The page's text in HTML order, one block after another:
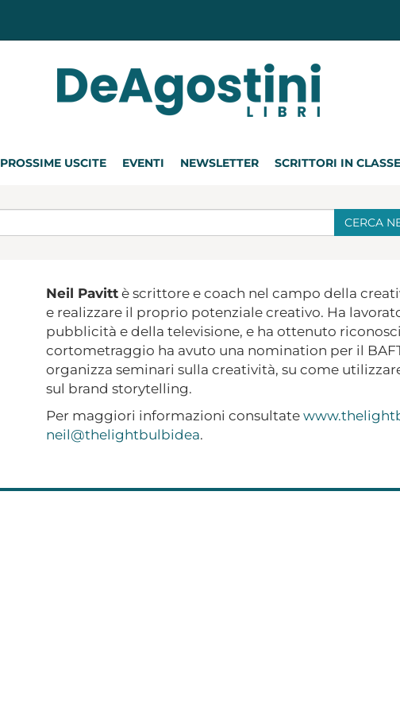
PROSSIME USCITE EVENTI NEWSLETTER SCRITTORI IN CLASSE
CERCA
Neil Pavitt è scrittore e coach nel campo della
e realizzare il proprio potenziale creativo. Ha
pubblicità e della televisione, e ha ottenuto
cortometraggio ha avuto una nomination per il
organizza seminari sulla creatività, su come
sul brand storytelling.
Per maggiori informazioni consultate
neil@thelightbulbidea.